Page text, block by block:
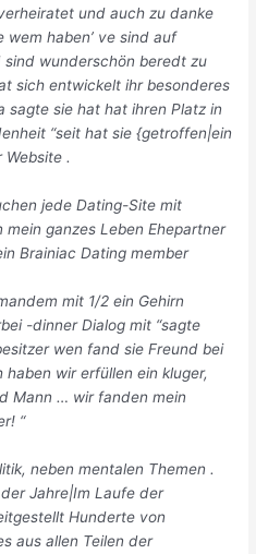
und auch zu danke
wem haben’ ve sind auf
wunderschön beredt zu
sich entwickelt ihr besonderes
sagte sie hat hat ihren Platz in
“seit hat sie {getroffen|ein
.
jede Dating-Site mit
ganzes Leben Ehepartner
Brainiac Dating member
mit 1/2 ein Gehirn
-dinner Dialog mit “sagte
wen fand sie Freund bei
wir erfüllen ein kluger,
Mann … wir fanden mein
“
neben mentalen Themen .
Jahre|Im Laufe der
Hunderte von
aus allen Teilen der